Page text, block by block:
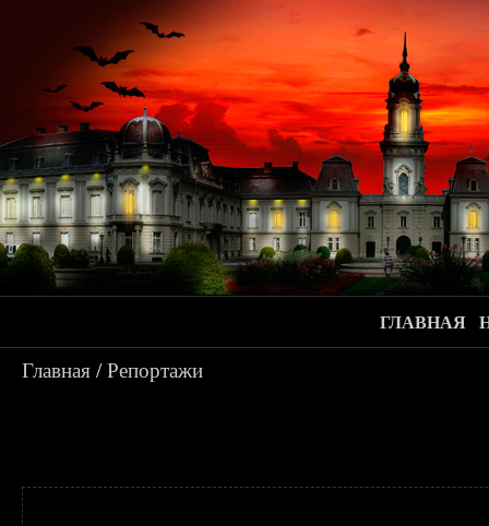
ГЛАВНАЯ
Главная /Репортажи